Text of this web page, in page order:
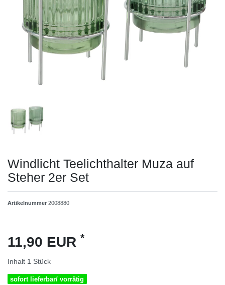
Windlicht Teelichthalter Muza auf
Steher 2er Set
Artikelnummer 2008880
11,90 EUR *
Inhalt 1 Stück
sofort lieferbar/ vorrätig